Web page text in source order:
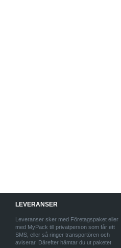
LEVERANSER
Leveranser sker med Företagspaket eller
med MyPack till privatperson som får ett
SMS, eller så ringer transportören och
aviserar. Därefter hämtar du ut paketet